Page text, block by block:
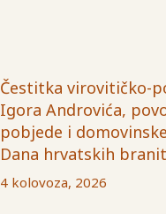
Čestitka virovitičko-
Igora Androvića,
pobjede i
Dana hrvatskih
4 kolovoza, 2026